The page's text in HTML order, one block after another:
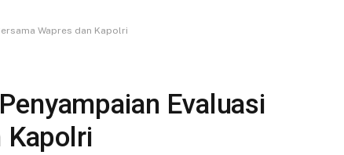
Wapres dan Kapolri
Evaluasi
Kapolri